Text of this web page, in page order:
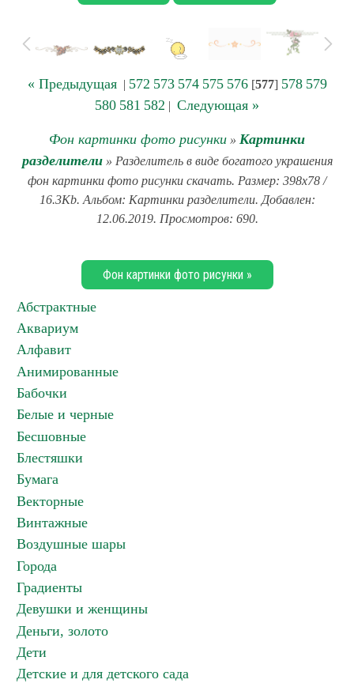
« Предыдущая| 572 573 574 575 576[577] 578 579
580 581 582 | Следующая »
Фон картинки фото рисунки » Картинки
разделители» Разделитель в виде богатого украшения
фон картинки фото рисунки скачать. Размер: 398x78 /
16.3Kb. Альбом: Картинки разделители. Добавлен:
12.06.2019. Просмотров: 690.
Фон картинки фото рисунки »
Абстрактные
Аквариум
Алфавит
Анимированные
Бабочки
Белые и черные
Бесшовные
Блестяшки
Бумага
Векторные
Винтажные
Воздушные шары
Города
Градиенты
Девушки и женщины
Деньги, золото
Дети
Детские и для детского сада